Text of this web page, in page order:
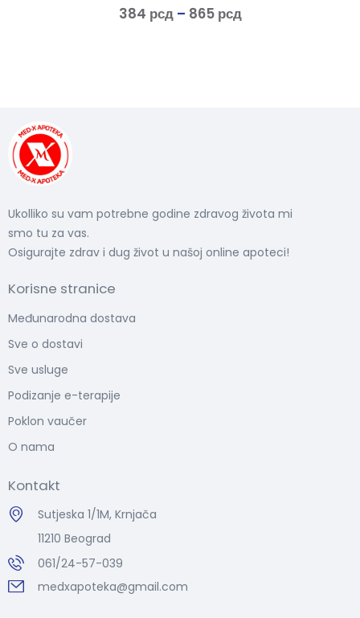
384 рсд – 865 рсд
Ukolliko su vam potrebne godine zdravog života mi
smo tu za vas.
Osigurajte zdrav i dug život u našoj online apoteci!
Korisne stranice
Međunarodna dostava
Sve o dostavi
Sve usluge
Podizanje e-terapije
Poklon vaučer
O nama
Kontakt
Sutjeska 1/1M, Krnjača
11210 Beograd
061/24-57-039
medxapoteka@gmail.com